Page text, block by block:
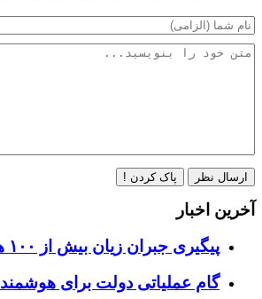
ارسال نظر پاک کردن !
آخرین اخبار
پیگیری جبران زیان بیش از ۱۰۰ همتی صندوق بازنشستگی نفت از واگذاری سهام هلدینگ خلیج فارس
گام عملیاتی دولت برای